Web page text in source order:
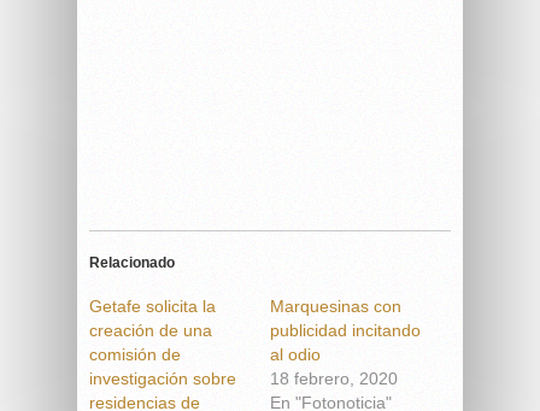
Relacionado
Getafe solicita la
creación de una
comisión de
investigación sobre
residencias de
Marquesinas con
publicidad incitando
al odio
18 febrero, 2020
En "Fotonoticia"